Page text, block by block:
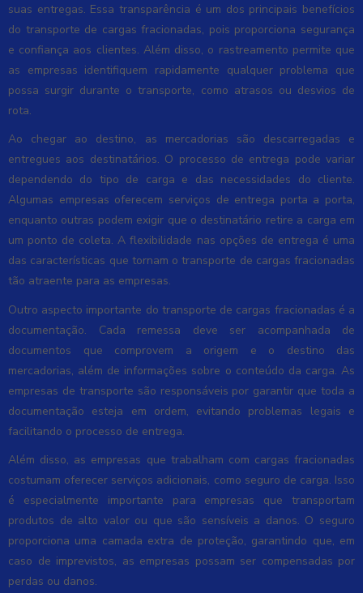
suas entregas. Essa transparência é um dos principais benefícios
do transporte de cargas fracionadas, pois proporciona segurança
e confiança aos clientes. Além disso, o rastreamento permite que
as empresas identifiquem rapidamente qualquer problema que
possa surgir durante o transporte, como atrasos ou desvios de
rota.
Ao chegar ao destino, as mercadorias são descarregadas e
entregues aos destinatários. O processo de entrega pode variar
dependendo do tipo de carga e das necessidades do cliente.
Algumas empresas oferecem serviços de entrega porta a porta,
enquanto outras podem exigir que o destinatário retire a carga em
um ponto de coleta. A flexibilidade nas opções de entrega é uma
das características que tornam o transporte de cargas fracionadas
tão atraente para as empresas.
Outro aspecto importante do transporte de cargas fracionadas é a
documentação. Cada remessa deve ser acompanhada de
documentos que comprovem a origem e o destino das
mercadorias, além de informações sobre o conteúdo da carga. As
empresas de transporte são responsáveis por garantir que toda a
documentação esteja em ordem, evitando problemas legais e
facilitando o processo de entrega.
Além disso, as empresas que trabalham com cargas fracionadas
costumam oferecer serviços adicionais, como seguro de carga. Isso
é especialmente importante para empresas que transportam
produtos de alto valor ou que são sensíveis a danos. O seguro
proporciona uma camada extra de proteção, garantindo que, em
caso de imprevistos, as empresas possam ser compensadas por
perdas ou danos.